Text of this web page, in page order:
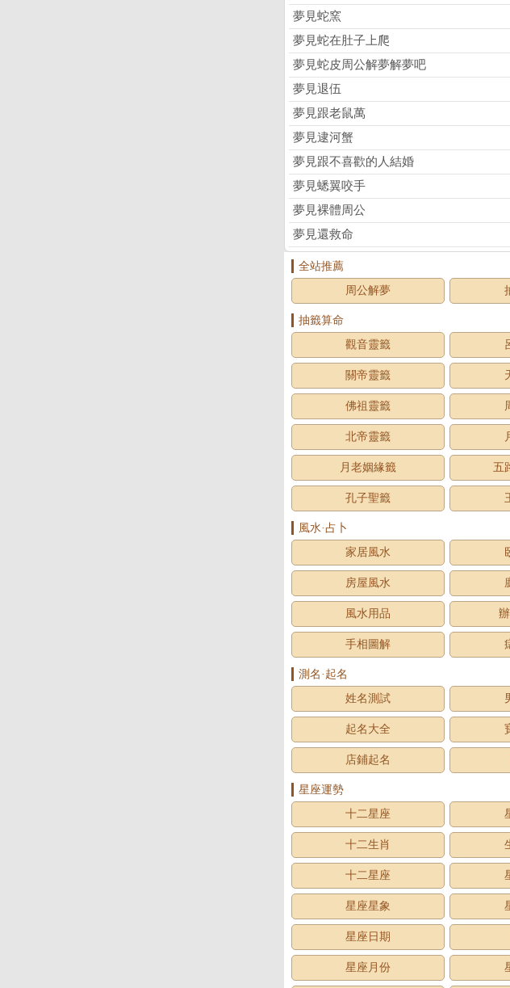
夢見蛇窯
夢見蛇在肚子上爬
夢見蛇皮周公解夢解夢吧
夢見退伍
夢見跟老鼠萬
夢見逮河蟹
夢見跟不喜歡的人結婚
夢見蟋翼咬手
夢見裸體周公
夢見還救命
全站推薦
周公解夢
抽籤算命
觀音靈籤
關帝靈籤
佛祖靈籤
北帝靈籤
月老姻緣籤 五
孔子聖籤
風水·占卜
家居風水
房屋風水
風水用品
手相圖解
測名·起名
姓名測試
起名大全
店鋪起名
星座運勢
十二星座
十二生肖
十二星座
星座星象
星座日期
星座月份